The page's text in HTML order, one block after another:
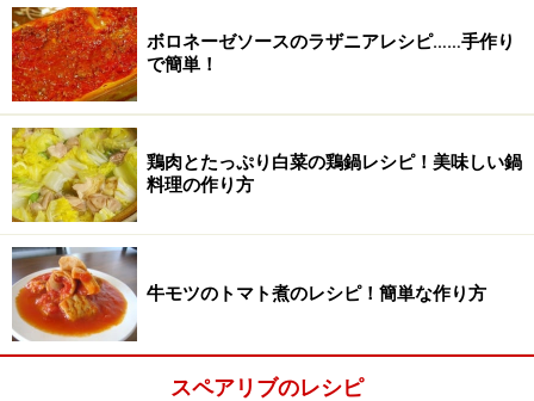
まず野菜を一口大に切る。トウモロコシは生のまま、ブ
ロッコリーは軽く水で洗い、ジャガイモ、タマネギ、ニ
ンジンは皮むきした後に切る。ダッチオーブンは芯まで
しっかり火が通るので、細かく切らない方が良い。
ボロネーゼソースのラザニアレシピ……手作り
で簡単！
鶏肉とたっぷり白菜の鶏鍋レシピ！美味しい鍋
料理の作り方
牛モツのトマト煮のレシピ！簡単な作り方
スペアリブのレシピ